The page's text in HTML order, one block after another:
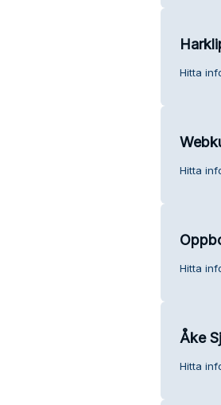
Hitta
Hitta
Hitta
Åke
Hitta